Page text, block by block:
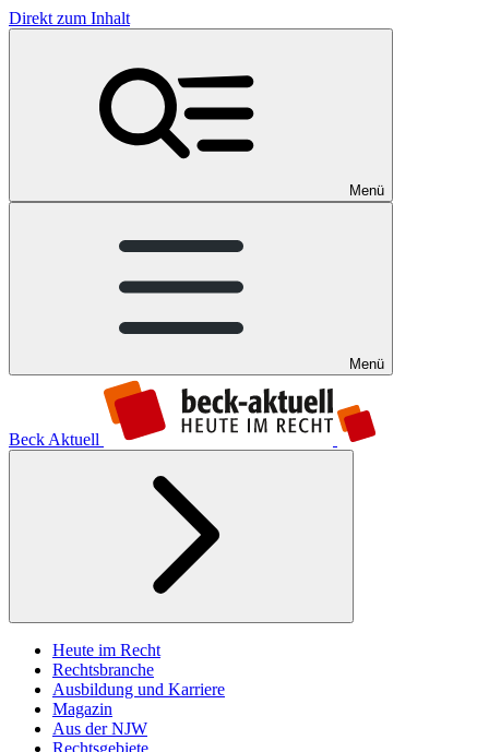
Direkt zum Inhalt
Menü
Menü
Beck Aktuell
Heute im Recht
Rechtsbranche
Ausbildung und Karriere
Magazin
Aus der NJW
Rechtsgebiete